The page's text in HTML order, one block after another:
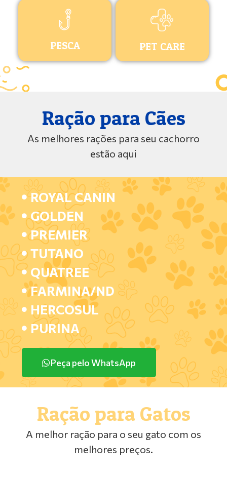
PESCA PET CARE
Ração para Cães
As melhores rações para seu cachorro
estão aqui
ROYAL CANIN
GOLDEN
PREMIER
TUTANO
QUATREE
FARMINA/ND
HERCOSUL
PURINA
Peça pelo WhatsApp
Ração para Gatos
A melhor ração para o seu gato com os
melhores preços.